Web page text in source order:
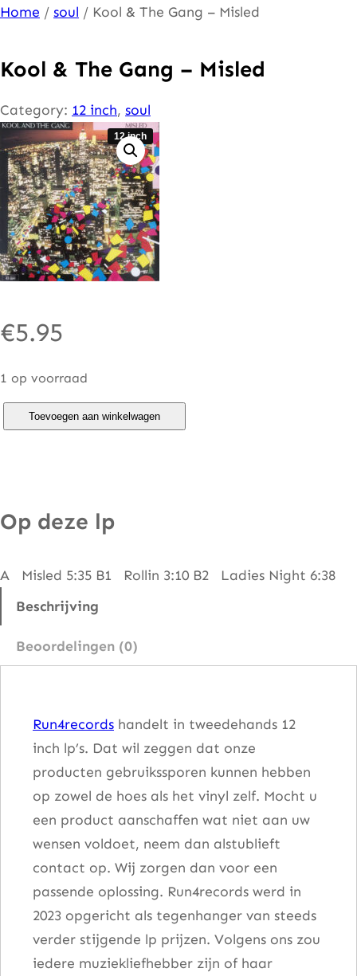
Ga
de
inhoud
Home / soul / Kool & The Gang – Misled
Kool & The Gang – Misled
Category: 12 inch, soul
12 inch
€5.95
1 op voorraad
T
e
a
Toevoegen aan winkelwagen
Op deze lp
A Misled 5:35 B1 Rollin 3:10 B2 Ladies Night 6:38
Beschrijving
Beoordelingen (0)
Run4records handelt in tweedehands 12
inch lp’s. Dat wil zeggen dat onze
producten gebruikssporen kunnen hebben
op zowel de hoes als het vinyl zelf. Mocht u
een product aanschaffen wat niet aan uw
wensen voldoet, neem dan alstublieft
contact op. Wij zorgen dan voor een
passende oplossing. Run4records werd in
2023 opgericht als tegenhanger van steeds
verder stijgende lp prijzen. Volgens ons zou
iedere muziekliefhebber zijn of haar